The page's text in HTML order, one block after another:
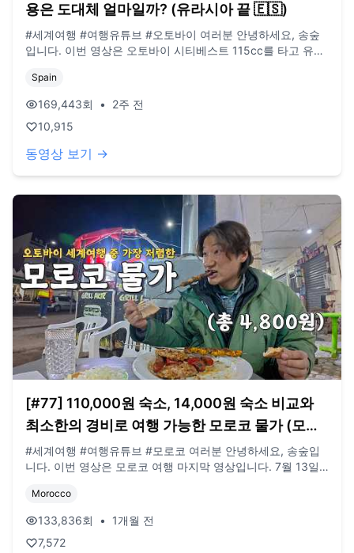
용은 도대체 얼마일까? (유라시아 끝 🇪🇸)
#세계여행 #여행유튜브 #오토바이 여러분 안녕하세요, 송숲
입니다. 이번 영상은 오토바이 시티베스트 115cc를 타고 유라
셔서 진심으로 감사드립니다. 오늘도 영상 봐주셔서 감사드리
고, 오늘도 행복한 하루 보내시길 바랍니다. 오늘도 사랑합니
다. 비즈니스 이메일: biz@companyboat.com 개인 이메일:
dlstjr8585@naver.com 인스타그램: song_forest 카메라:
Spain
169,443회 •
2주 전
10,915
동영상 보기 →
[#77] 110,000원 숙소, 14,000원 숙소 비교와
최소한의 경비로 여행 가능한 모로코 물가 (모로
코 🇲🇦)
#세계여행 #여행유튜브 #모로코 여러분 안녕하세요, 송숲입
니다. 이번 영상은 모로코 여행 마지막 영상입니다. 7월 13일
지아편이 방영됩니다. 오늘도 영상 봐주셔서 감사드리고, 오늘
도 행복한 하루 보내시길 바랍니다. 오늘도 사랑합니다. 비즈
니스 이메일: biz@companyboat.com 개인 이메일:
dlstjr8585@naver.com 인스타그램: song_forest 카메라:
Morocco
133,836회 •
1개월 전
7,572